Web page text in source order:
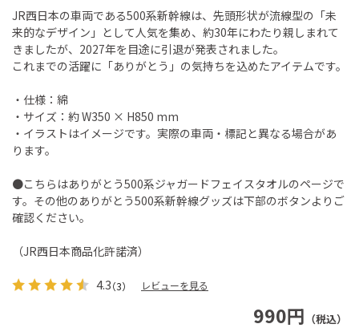
990円 （税込）
JR西日本の車両である500系新幹線は、先頭形状が流線型の「未
来的なデザイン」として人気を集め、約30年にわたり親しまれて
きましたが、2027年を目途に引退が発表されました。
これまでの活躍に「ありがとう」の気持ちを込めたアイテムです。
・仕様：綿
・サイズ：約 W350 × H850 mm
・イラストはイメージです。実際の車両・標記と異なる場合があ
ります。
●こちらはありがとう500系ジャガードフェイスタオルのページで
す。その他のありがとう500系新幹線グッズは下部のボタンよりご
確認ください。
（JR西日本商品化許諾済）
4.3（3） レビューを見る